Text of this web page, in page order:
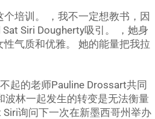
培训。 ，我不一定想教书，因
Siri Dougherty吸引。 ，她身
气质和优雅。 她的能量把我拉
起的老师Pauline Drossart共同
波林一起发生的转变是无法衡量
询问下一次在新墨西哥州举办